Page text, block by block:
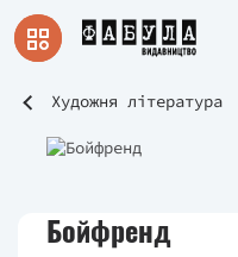
Художня література
Бойфренд